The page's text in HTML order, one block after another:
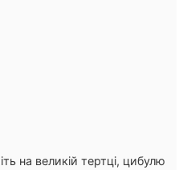
на великій тертці, цибулю